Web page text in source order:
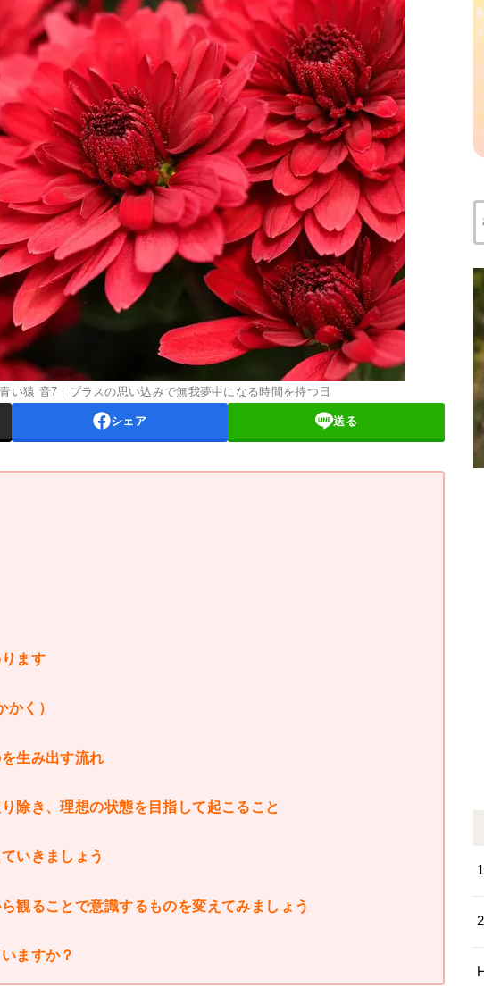
い猿 音7｜プラスの思い込みで無我夢中になる時間を持つ日
シェア 送る
ます
く）
生み出す流れ
除き、理想の状態を目指して起こること
いきましょう
観ることで意識するものを変えてみましょう
ますか？